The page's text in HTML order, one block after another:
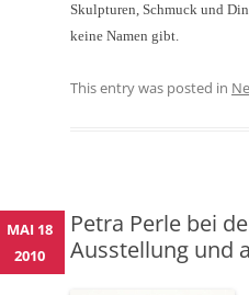
Skulpturen, Schmuck und
keine Namen gibt.
This entry was posted in
Petra Perle bei
Ausstellung und
MAI 18
2010